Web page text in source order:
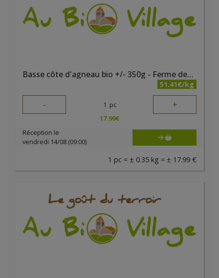
Basse côte d'agneau bio +/- 350g - Ferme des noyers
51.41€/kg
- 1 pc +
17.99€
Réception le
vendredi 14/08 (09:00)
1 pc = ± 0.35 kg = ± 17.99 €